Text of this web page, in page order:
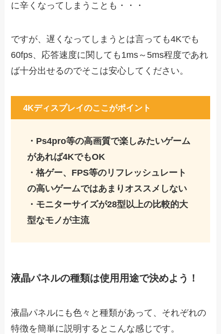
に辛くなってしまうことも・・・
ですが、遅くなってしまうとは言っても4Kでも
60fps、応答速度に関しても1ms～5ms程度であれ
ば十分出せるのでそこは安心してください。
4Kディスプレイのここがポイント
・Ps4pro等の高画質で楽しみたいゲーム
があれば4KでもOK
・格ゲー、FPS等のリフレッシュレート
の高いゲームではあまりオススメしない
・モニターサイズが28型以上の比較的大
型なモノが主流
液晶パネルの種類は使用用途で決めよう！
液晶パネルにも色々と種類があって、それぞれの
特徴を簡単に説明するとこんな感じです。